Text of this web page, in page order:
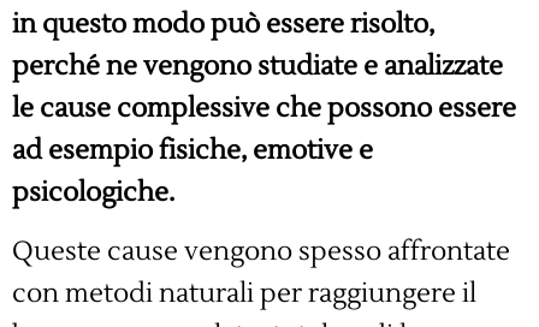
in questo modo può essere risolto,
perché ne vengono studiate e analizzate
le cause complessive che possono essere
ad esempio fisiche, emotive e
psicologiche.
Queste cause vengono spesso affrontate
con metodi naturali per raggiungere il